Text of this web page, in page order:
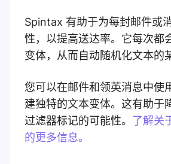
Spintax 有助于为每封邮件或
性，以提高送达率。它每次都
变体，从而自动随机化文本的
您可以在邮件和领英消息中使
建独特的文本变体。这有助于
过滤器标记的可能性。 了解关
的更多信息。